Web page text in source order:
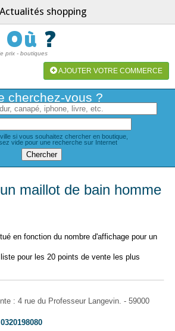
Actualités shopping
Où ?
prix - boutiques
AJOUTER VOTRE COMMERCE
cherchez-vous ?
si vous souhaitez chercher en boutique,
vide pour une recherche sur Internet
maillot de bain homme
en fonction du nombre d'affichage pour un
pour les 20 points de vente les plus
: 4 rue du Professeur Langevin. - 59000
0320198080